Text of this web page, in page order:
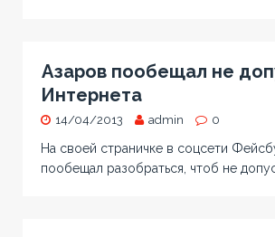
Азаров пообещал не
Интернета
14/04/2013 admin 0
На своей страничке в соцсети
пообещал разобраться, чтоб не